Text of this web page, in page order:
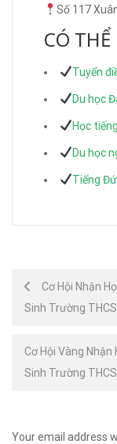
Số 117
CÓ
Tuyển
Du học
Học
Du học
Tiếng
Post
navigation
Cơ Hội Nhận
Sinh Trường
Cơ Hội Vàng Nhận
Sinh Trường
Your email address